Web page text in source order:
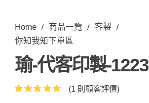
Home / 商品一覽 / 客製 /
你知我知下單區
瑜-代客印製-1223
(1 則顧客評價)